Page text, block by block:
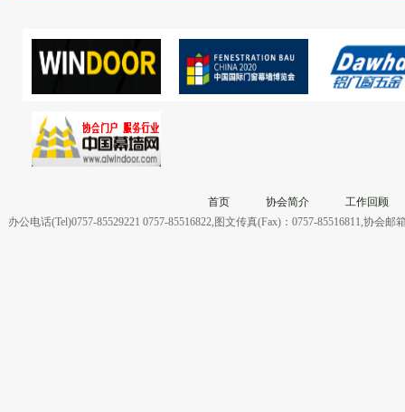
首页 协会简介
工作回顾
办公电话(Tel)0757-85529221 0757-85516822,图文传真(Fax)：0757-85516811,协会